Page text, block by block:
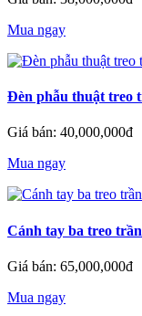
Mua ngay
Đèn phẫu thuật treo
Giá bán: 40,000,000đ
Mua ngay
Cánh tay ba treo
Giá bán: 65,000,000đ
Mua ngay